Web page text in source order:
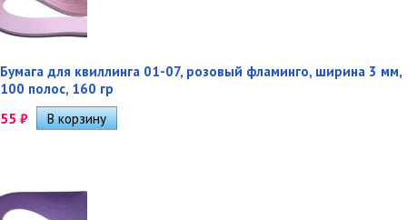
Бумага для квиллинга 01-07, розовый фламинго, ширина 3 мм,
100 полос, 160 гр
55 ₽